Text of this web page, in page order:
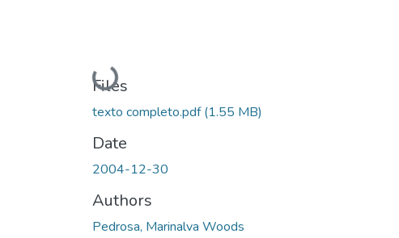
Loading...
Files
texto completo.pdf(1.55 MB)
Date
2004-12-30
Authors
Pedrosa, Marinalva Woods